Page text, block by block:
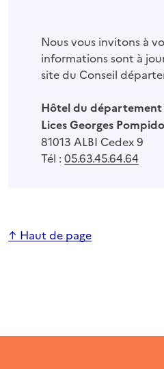
Nous vous invitons à
informations sont à
site du Conseil
Hôtel du département
Lices Georges
81013 ALBI Cedex 9
Tél : 05.63.45.64.64
↑ Haut de page